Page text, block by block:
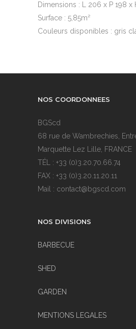
Dimensions : L 206 x P 198 x
Surface : 5,85m²
Couleurs disponibles : gris
NOS COORDONNEES
BGScd
68 rue de Wambrechies,
Marquette Lez Lille, FRANCE
TÉL : +33 (0)3.20.70.66.74
FAX : +33 (0)3.20.11.20.11
Mail : contact@bgscd.com
NOS DIVISIONS
BARBECUE
SHED
GARDEN
MENTIONS LEGALES